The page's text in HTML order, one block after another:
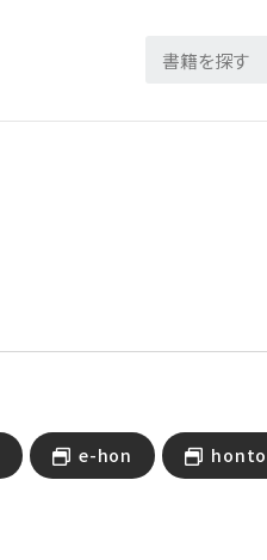
e-hon honto